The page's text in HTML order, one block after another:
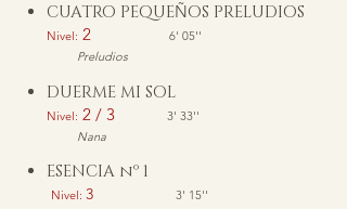
CUATRO PEQUEÑOS PRELUDIOS
Nivel: 2 6' 05''
Preludios
DUERME MI SOL
Nivel: 2 / 3 3' 33''
Nana
ESENCIA nº 1
Nivel: 3
3' 15''